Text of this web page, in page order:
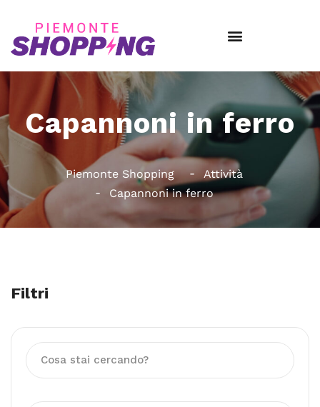
Capannoni in ferro
Piemonte Shopping
Attività
Capannoni in ferro
Filtri